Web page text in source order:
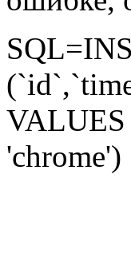
VALUES
'chrome')